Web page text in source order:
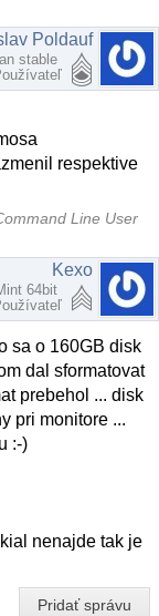
Poldauf
stable
respektive
Line User
Kexo
64bit
sa o 160GB disk
dal sformatovat
prebehol ... disk
pri monitore ...
:-)
nenajde tak je
Pridať správu